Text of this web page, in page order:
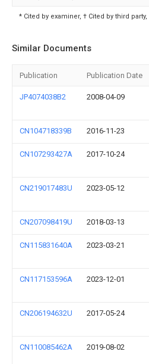
* Cited by examiner, † Cited by third
Similar Documents
Publication Publication Date
JP4074038B2 2008-04-09
CN104718339B 2016-11-23
CN107293427A 2017-10-24
CN219017483U 2023-05-12
CN207098419U 2018-03-13
CN115831640A 2023-03-21
CN117153596A 2023-12-01
CN206194632U 2017-05-24
CN110085462A 2019-08-02